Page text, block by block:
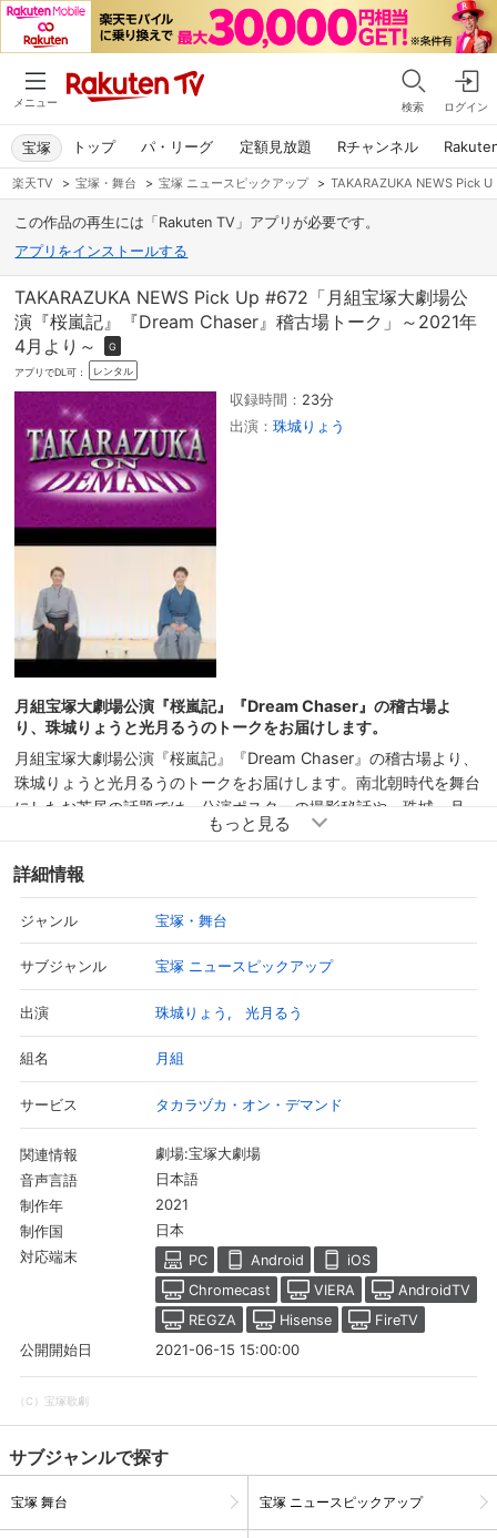
メニュー 検索 ログイン
トップ パ・リーグ 定額見放題 Rチャンネル
宝塚
楽天TV > 宝塚・舞台 > 宝塚 ニュースピックアップ > TAKARAZUKA NEWS Pick
この作品の再生には「Rakuten TV」アプリが必要です。
アプリをインストールする
TAKARAZUKA NEWS Pick Up #672「月組宝塚大劇場公
演『桜嵐記』『Dream Chaser』稽古場トーク」～2021年
4月より～
G
アプリでDL可： レンタル
収録時間： 23分
出演：珠城りょう
月組宝塚大劇場公演『桜嵐記』『Dream Chaser』の稽古場よ
り、珠城りょうと光月るうのトークをお届けします。
月組宝塚大劇場公演『桜嵐記』『Dream Chaser』の稽古場より、
珠城りょうと光月るうのトークをお届けします。南北朝時代を舞台
にしたお芝居の話題では、公演ポスターの撮影秘話や、珠城、月
城、鳳月の三兄弟をはじめ、それぞれのキャラクターの紹介をして
公演に臨む心境・意気込みについて語ります。公演が楽しみになる
トークをどうぞお楽しみください！
詳細情報
ジャンル 宝塚・舞台
サブジャンル 宝塚 ニュースピックアップ
出演 珠城りょう 光月るう
組名 月組
サービス タカラヅカ・オン・デマンド
関連情報 劇場:宝塚大劇場
音声言語 日本語
制作年 2021
制作国 日本
対応端末 PC Android
iOS
Chromecast
VIERA
AndroidTV
REGZA
Hisense
FireTV
公開開始日
2021-06-15 15:00:00
（C）宝塚歌劇
サブジャンルで探す
宝塚 舞台 宝塚 ニュースピックアップ